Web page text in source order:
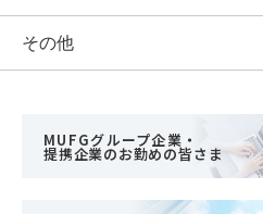
住まいと
暮らしの
（電子ブ
ック）
ド
（電子ブ
ック）
その他
MUFGグループ企業・
提携企業のお勤めの皆さま